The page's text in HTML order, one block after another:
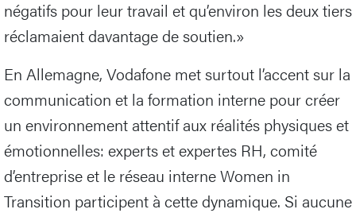
négatifs pour leur travail et qu’environ les deux tiers
réclamaient davantage de soutien.»
En Allemagne, Vodafone met surtout l’accent sur la
communication et la formation interne pour créer
un environnement attentif aux réalités physiques et
émotionnelles: experts et expertes RH, comité
d’entreprise et le réseau interne Women in
Transition participent à cette dynamique. Si aucune